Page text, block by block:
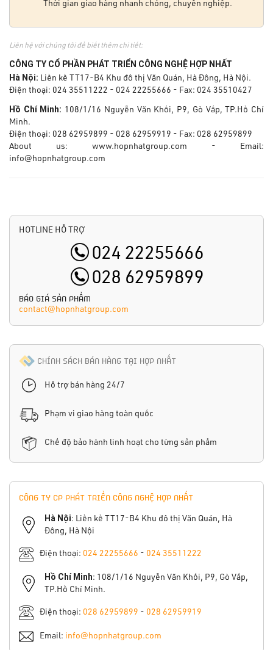
Thời gian giao hàng nhanh chóng, chuyên nghiệp.
Liên hệ với chúng tôi để biết thêm chi tiết:
CÔNG TY CỔ PHẦN PHÁT TRIỂN CÔNG NGHỆ HỢP NHẤT
Hà Nội: Liền kề TT17-B4 Khu đô thị Văn Quán, Hà Đông, Hà Nội.
Điện thoại: 024 35511222 - 024 22255666 - Fax: 024 35510427
Hồ Chí Minh: 108/1/16 Nguyễn Văn Khối, P9, Gò Vấp, TP.Hồ Chí
Minh.
Điện thoại: 028 62959899 - 028 62959919 - Fax: 028 62959899
About us: www.hopnhatgroup.com - Email:
info@hopnhatgroup.com
HOTLINE HỖ TRỢ
BÁO GIÁ SẢN PHẨM
contact@hopnhatgroup.com
CHÍNH SÁCH BÁN HÀNG TẠI HỢP NHẤT
Hỗ trợ bán hàng 24/7
Phạm vi giao hàng toàn quốc
Chế độ bảo hành linh hoạt cho từng sản phẩm
CÔNG TY CP PHÁT TRIỂN CÔNG NGHỆ HỢP NHẤT
Hà Nội: Liền kề TT17-B4 Khu đô thị Văn Quán, Hà
Đông, Hà Nội
Điện thoại: 024 22255666 - 024 35511222
Hồ Chí Minh: 108/1/16 Nguyễn Văn Khối, P9, Gò Vấp,
TP.Hồ Chí Minh.
Điện thoại: 028 62959899 - 028 62959919
Email: info@hopnhatgroup.com